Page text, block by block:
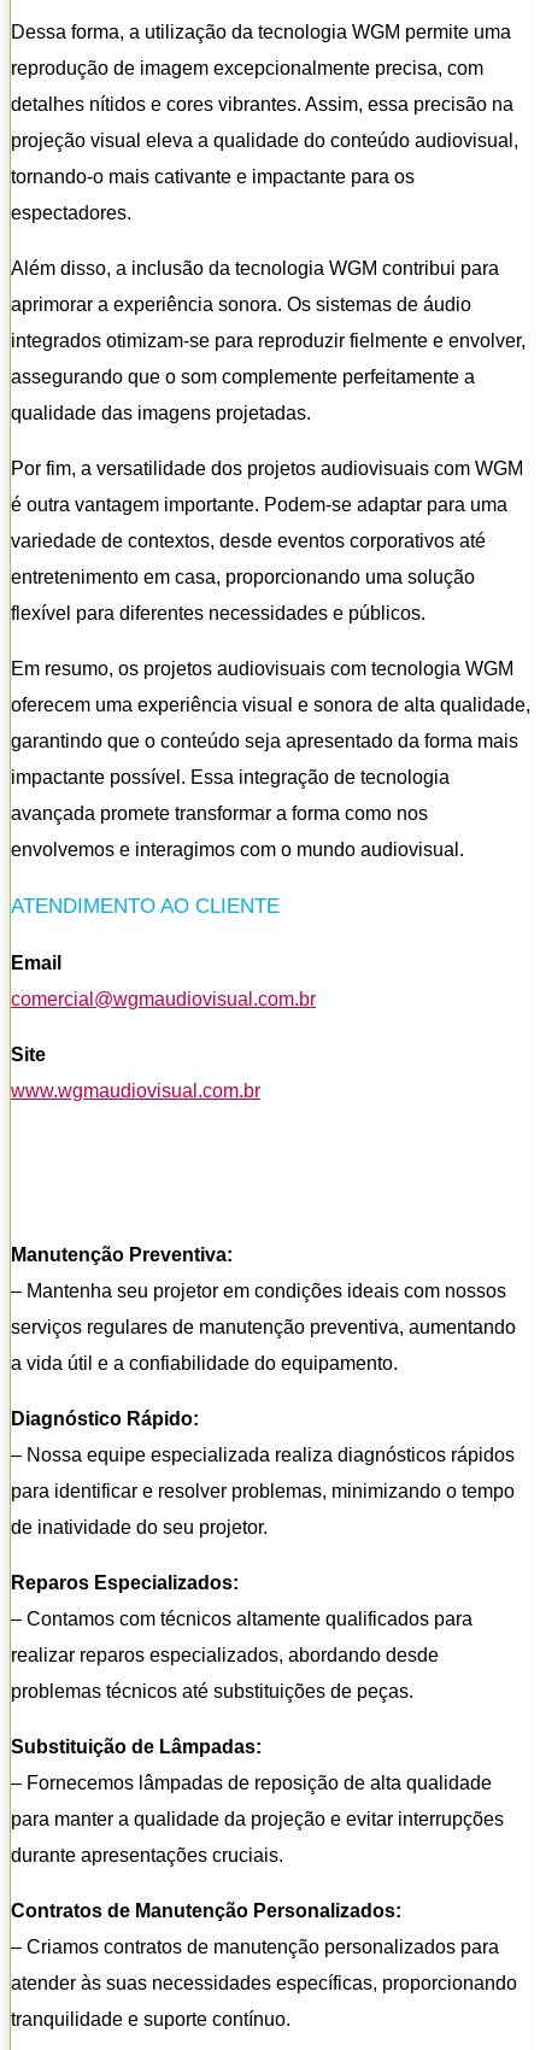
Dessa forma, a utilização da tecnologia WGM permite uma
reprodução de imagem excepcionalmente precisa, com
detalhes nítidos e cores vibrantes. Assim, essa precisão na
projeção visual eleva a qualidade do conteúdo audiovisual,
tornando-o mais cativante e impactante para os
espectadores.
Além disso, a inclusão da tecnologia WGM contribui para
aprimorar a experiência sonora. Os sistemas de áudio
integrados otimizam-se para reproduzir fielmente e envolver,
assegurando que o som complemente perfeitamente a
qualidade das imagens projetadas.
Por fim, a versatilidade dos projetos audiovisuais com WGM
é outra vantagem importante. Podem-se adaptar para uma
variedade de contextos, desde eventos corporativos até
entretenimento em casa, proporcionando uma solução
flexível para diferentes necessidades e públicos.
Em resumo, os projetos audiovisuais com tecnologia WGM
oferecem uma experiência visual e sonora de alta qualidade,
garantindo que o conteúdo seja apresentado da forma mais
impactante possível. Essa integração de tecnologia
avançada promete transformar a forma como nos
envolvemos e interagimos com o mundo audiovisual.
ATENDIMENTO AO CLIENTE
Email
comercial@wgmaudiovisual.com.br
Site
www.wgmaudiovisual.com.br
Manutenção Preventiva:
– Mantenha seu projetor em condições ideais com nossos
serviços regulares de manutenção preventiva, aumentando
a vida útil e a confiabilidade do equipamento.
Diagnóstico Rápido:
– Nossa equipe especializada realiza diagnósticos rápidos
para identificar e resolver problemas, minimizando o tempo
de inatividade do seu projetor.
Reparos Especializados:
– Contamos com técnicos altamente qualificados para
realizar reparos especializados, abordando desde
problemas técnicos até substituições de peças.
Substituição de Lâmpadas:
– Fornecemos lâmpadas de reposição de alta qualidade
para manter a qualidade da projeção e evitar interrupções
durante apresentações cruciais.
Contratos de Manutenção Personalizados:
– Criamos contratos de manutenção personalizados para
atender às suas necessidades específicas, proporcionando
tranquilidade e suporte contínuo.